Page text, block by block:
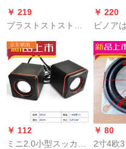
￥ 219
ブラストストストス
イヤレスモジュルー
ルの不可逆車載スピ
カはブラストであ
る。回路基板のブラ
ス標準版＋カバを変
更する。
￥ 220
ビノア
ー低音
装飾輪
寸10寸
格）に
す。
￥ 112
ミニ2.0小型スッカー
￥ 80
2寸4欧3